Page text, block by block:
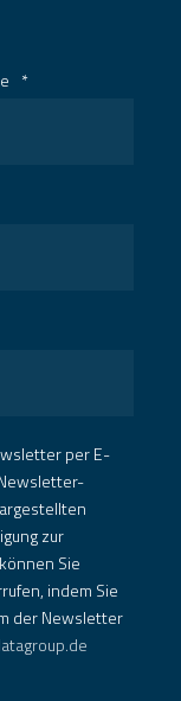
*
per E-
zur
Sie
indem Sie
der Newsletter